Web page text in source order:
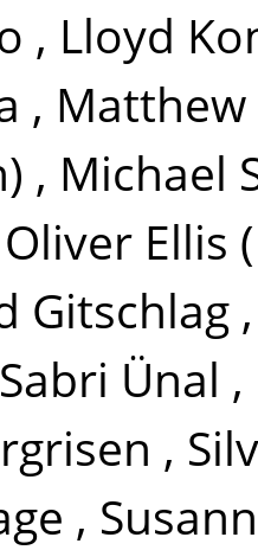
, Lloyd
, Matthew
, Michael
Oliver Ellis
Gitschlag
Sabri Ünal ,
,
,